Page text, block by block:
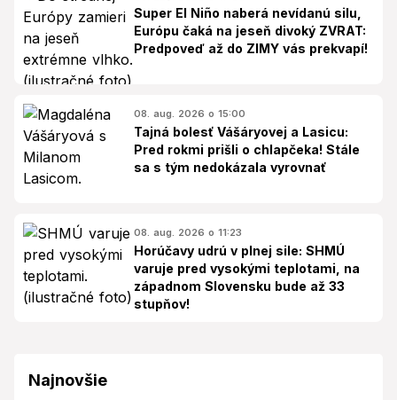
Super El Niño naberá nevídanú silu,
Európu čaká na jeseň divoký ZVRAT:
Predpoveď až do ZIMY vás prekvapí!
08. aug. 2026 o 15:00
Tajná bolesť Vášáryovej a Lasicu:
Pred rokmi prišli o chlapčeka! Stále
sa s tým nedokázala vyrovnať
08. aug. 2026 o 11:23
Horúčavy udrú v plnej sile: SHMÚ
varuje pred vysokými teplotami, na
západnom Slovensku bude až 33
stupňov!
Najnovšie